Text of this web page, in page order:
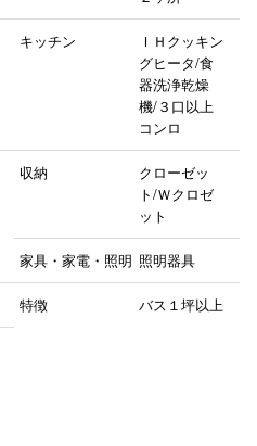
キッチン
ＩＨクッキン
グヒータ/食
器洗浄乾燥
機/３口以上
コンロ
収納
クローゼッ
ト/Ｗクロゼ
ット
家具・家電・照明 照明器具
特徴 バス１坪以上